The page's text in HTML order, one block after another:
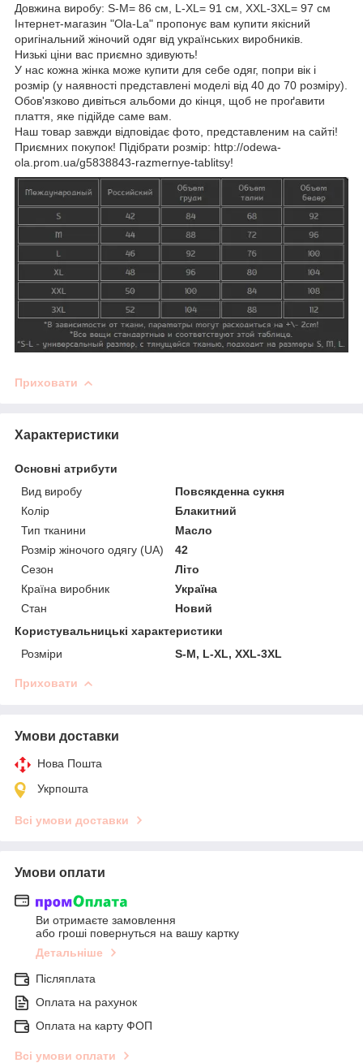
Довжина виробу: S-М= 86 см, L-XL= 91 см, XXL-3XL= 97 см
Інтернет-магазин "Ola-La" пропонує вам купити якісний
оригінальний жіночий одяг від українських виробників.
Низькі ціни вас приємно здивують!
У нас кожна жінка може купити для себе одяг, попри вік і
розмір (у наявності представлені моделі від 40 до 70 розміру).
Обов'язково дивіться альбоми до кінця, щоб не проґавити
плаття, яке підійде саме вам.
Наш товар завжди відповідає фото, представленим на сайті!
Приємних покупок! Підібрати розмір: http://odewa-
ola.prom.ua/g5838843-razmernye-tablitsy!
Приховати
Характеристики
Основні атрибути
Вид виробу
Повсякденна сукня
Колір
Блакитний
Тип тканини
Масло
Розмір жіночого одягу (UA)
42
Сезон
Літо
Країна виробник
Україна
Стан
Новий
Користувальницькі характеристики
Розміри
S-M, L-XL, XXL-3XL
Приховати
Умови доставки
Нова Пошта
Укрпошта
Всі умови доставки
Умови оплати
Ви отримаєте замовлення
або гроші повернуться на вашу картку
Детальніше
Післяплата
Оплата на рахунок
Оплата на карту ФОП
Всі умови оплати